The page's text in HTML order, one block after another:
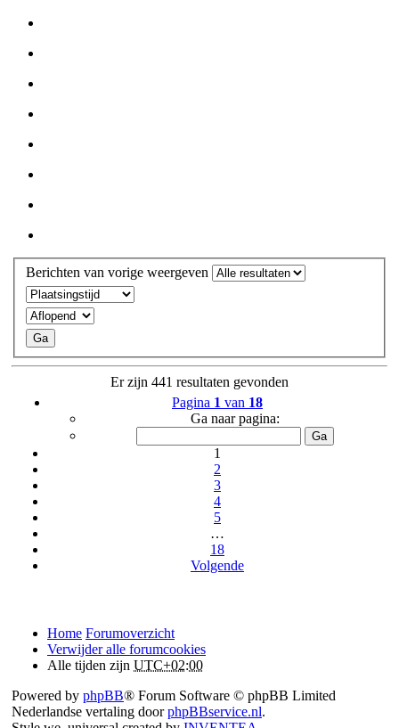
Berichten van vorige weergeven
Er zijn 441 resultaten gevonden
Pagina 1 van 18
Ga naar pagina:
1
2
3
4
5
…
18
Volgende
Home Forumoverzicht
Verwijder alle forumcookies
Alle tijden zijn UTC+02:00
Powered by phpBB® Forum Software © phpBB Limited
Nederlandse vertaling doorphpBBservice.nl.